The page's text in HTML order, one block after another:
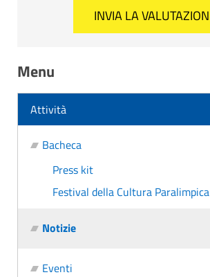
Menu
Attività
Bacheca
Press kit
Festival della Cultura Paralimpica
Notizie
Eventi